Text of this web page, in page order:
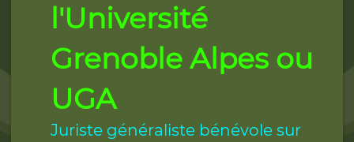
l'Université
Grenoble Alpes ou
UGA
Juriste généraliste bénévole sur